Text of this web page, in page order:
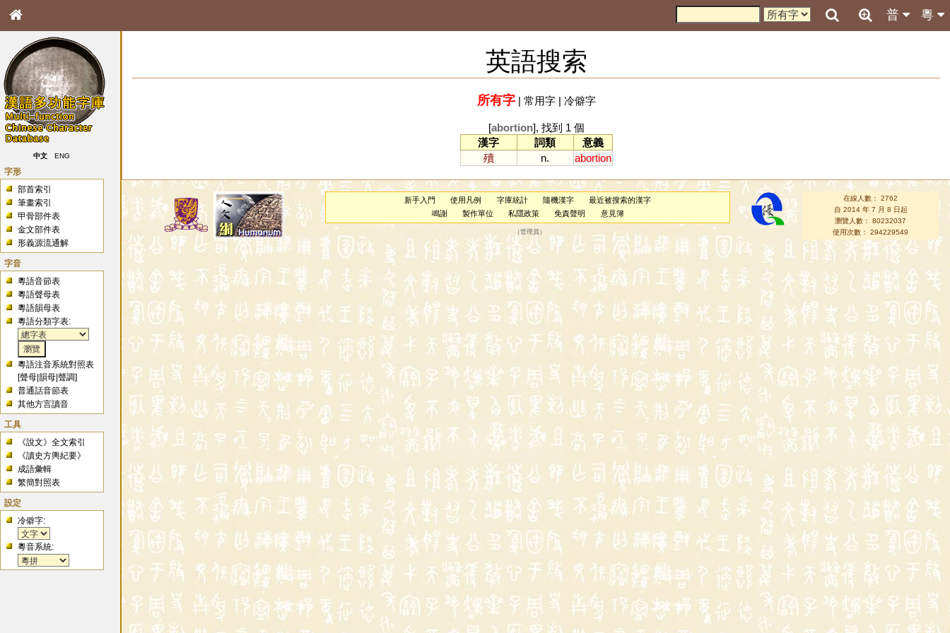
粵
普
中文 ENG
字形
部首索引
筆畫索引
甲骨部件表
金文部件表
形義源流通解
字音
粵語音節表
粵語聲母表
粵語韻母表
粵語分類字表:
粵語注音系統對照表
[聲母 |韻母 |聲調]
普通話音節表
其他方言讀音
工具
《說文》全文索引
《讀史方輿紀要》
成語彙輯
繁簡對照表
設定
冷僻字:
粵音系統:
英語搜索
所有字| 常用字| 冷僻字
[abortion], 找到 1 個
漢字
詞類
意義
殰
n. abortion
新手入門 使用凡例 字庫統計 隨機漢字
最近被搜索的漢字
鳴謝
製作單位 私隱政策 免責聲明 意見簿
（管理員 ）
在線人數： 2762
自 2014 年 7 月 8 日起
瀏覽人數： 80232037
使用次數： 294229549